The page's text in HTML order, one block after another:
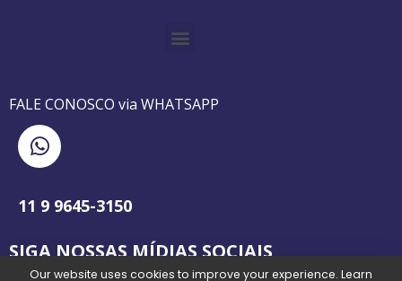
FALE CONOSCO via WHATSAPP
11 9 9645-3150
SIGA NOSSAS MÍDIAS SOCIAIS
Our website uses cookies to improve your experience. Learn